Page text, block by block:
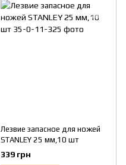
Лезвие запасное для ножей
STANLEY 25 мм,10 шт
339 грн